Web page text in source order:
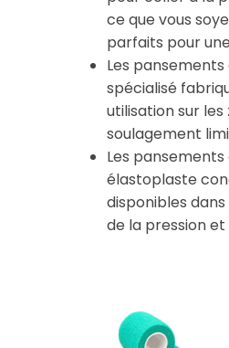
ce que vous
parfaits pour
Les
spécialisé
utilisation sur
soulagement
Les
élastoplaste
disponibles
de la pression